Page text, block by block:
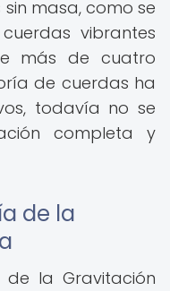
masa, como se
vibrantes
más de cuatro
de cuerdas ha
todavía no se
completa y
de la
la Gravitación